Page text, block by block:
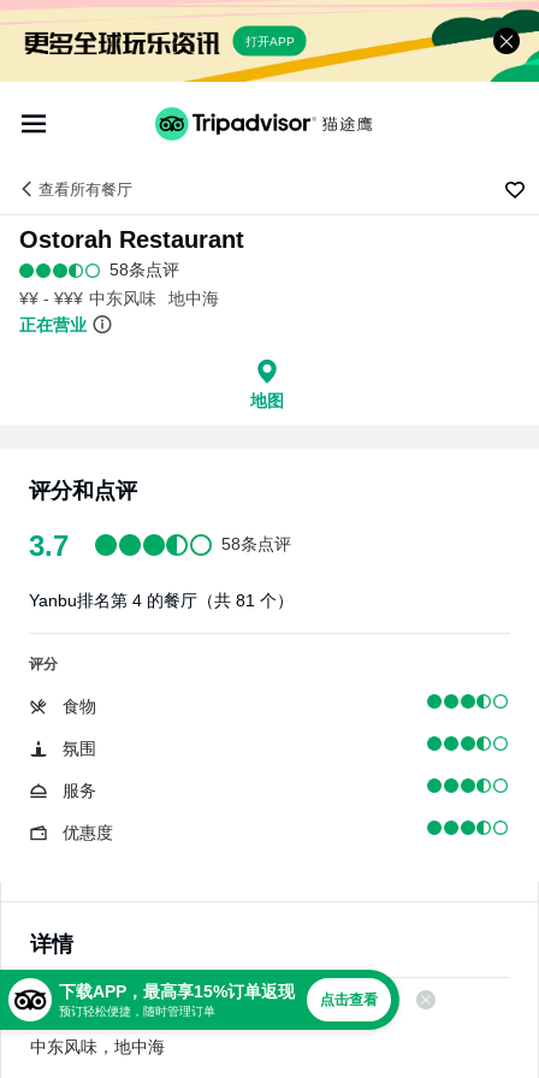
打开APP
查看所有餐厅
Ostorah Restaurant
58条点评
¥¥ - ¥¥¥ 中东风味
地中海
正在营业
地图
评分和点评
3.7 58条点评
Yanbu排名第 4 的餐厅（共 81 个）
评分
食物
氛围
服务
优惠度
详情
美食
中东风味，地中海
下载APP，最高享15%订单返现
预订轻松便捷，随时管理订单
点击查看